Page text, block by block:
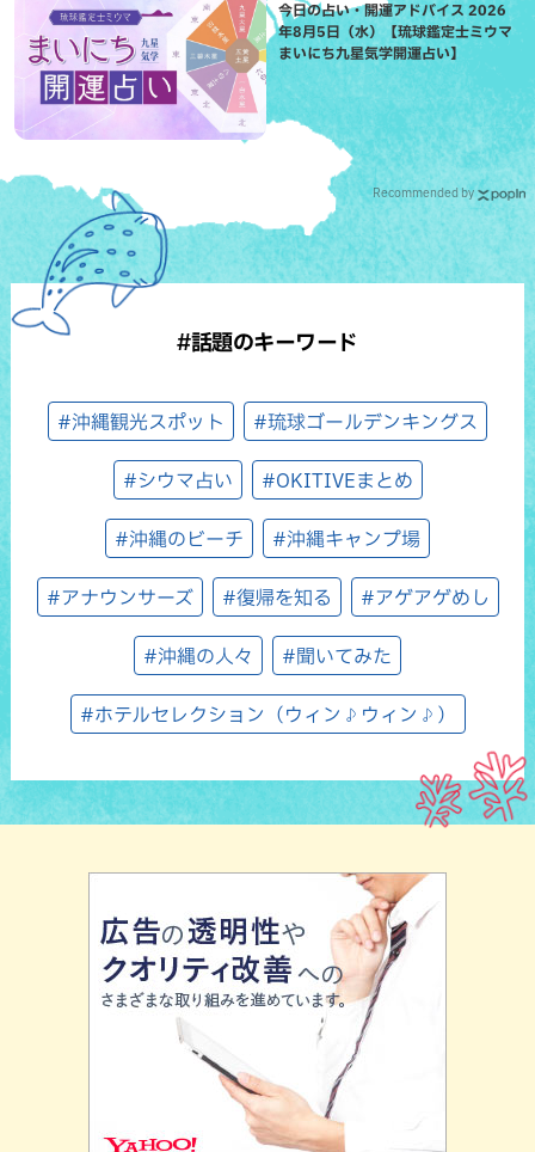
今日の占い・開運アドバイス 2026
年8月5日（水）【琉球鑑定士ミウマ
まいにち九星気学開運占い】
Recommended by
#話題のキーワード
#沖縄観光スポット #琉球ゴールデンキングス
#シウマ占い #OKITIVEまとめ
#沖縄のビーチ #沖縄キャンプ場
#アナウンサーズ #復帰を知る #アゲアゲめし
#沖縄の人々 #聞いてみた
#ホテルセレクション（ウィン♪ウィン♪）